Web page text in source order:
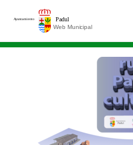
Saltar al contenido principal